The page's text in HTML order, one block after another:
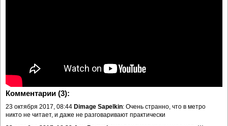
Комментарии (3):
23 октября 2017, 08:44 Dimage Sapelkin: Очень странно, что в метро
никто не читает, и даже не разговаривают практически